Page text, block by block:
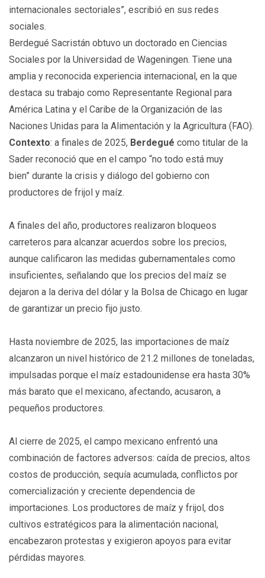
internacionales sectoriales”, escribió en sus redes
sociales.
Berdegué Sacristán obtuvo un doctorado en Ciencias
Sociales por la Universidad de Wageningen. Tiene una
amplia y reconocida experiencia internacional, en la que
destaca su trabajo como Representante Regional para
América Latina y el Caribe de la Organización de las
Naciones Unidas para la Alimentación y la Agricultura (FAO).
Contexto: a finales de 2025, Berdegué como titular de la
Sader reconoció que en el campo “no todo está muy
bien” durante la crisis y diálogo del gobierno con
productores de frijol y maíz.
A finales del año, productores realizaron bloqueos
carreteros para alcanzar acuerdos sobre los precios,
aunque calificaron las medidas gubernamentales como
insuficientes, señalando que los precios del maíz se
dejaron a la deriva del dólar y la Bolsa de Chicago en lugar
de garantizar un precio fijo justo.
Hasta noviembre de 2025, las importaciones de maíz
alcanzaron un nivel histórico de 21.2 millones de toneladas,
impulsadas porque el maíz estadounidense era hasta 30%
más barato que el mexicano, afectando, acusaron, a
pequeños productores.
Al cierre de 2025, el campo mexicano enfrentó una
combinación de factores adversos: caída de precios, altos
costos de producción, sequía acumulada, conflictos por
comercialización y creciente dependencia de
importaciones. Los productores de maíz y frijol, dos
cultivos estratégicos para la alimentación nacional,
encabezaron protestas y exigieron apoyos para evitar
pérdidas mayores.